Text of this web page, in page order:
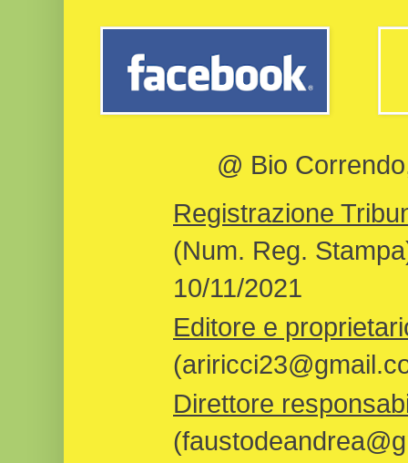
@ Bio
Registrazione
(Num. Reg.
10/11/2021
Editore e
Direttore